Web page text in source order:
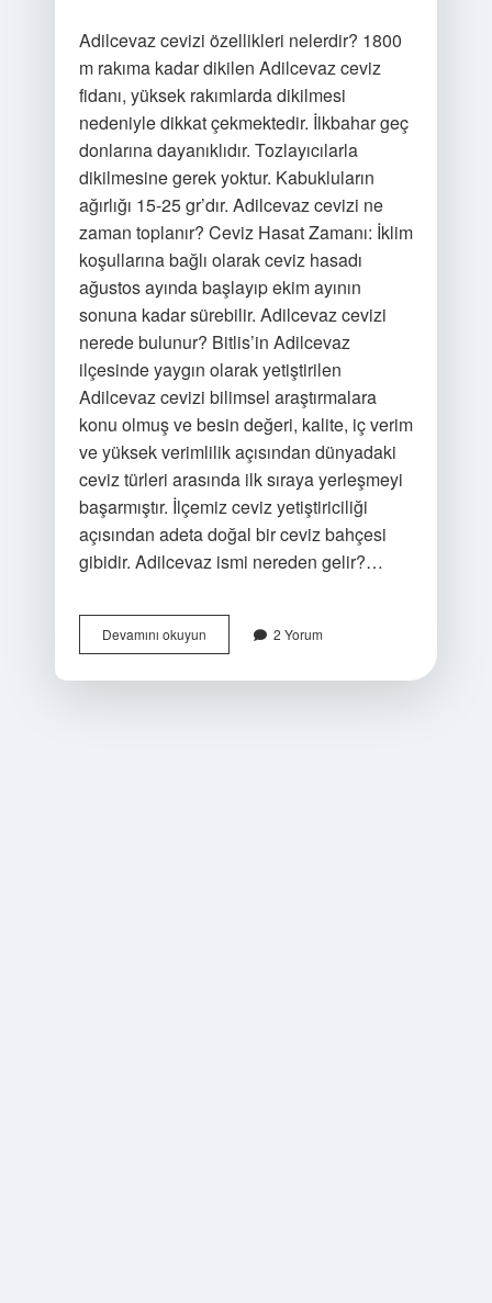
Adilcevaz cevizi özellikleri nelerdir? 1800
m rakıma kadar dikilen Adilcevaz ceviz
fidanı, yüksek rakımlarda dikilmesi
nedeniyle dikkat çekmektedir. İlkbahar geç
donlarına dayanıklıdır. Tozlayıcılarla
dikilmesine gerek yoktur. Kabukluların
ağırlığı 15-25 gr’dır. Adilcevaz cevizi ne
zaman toplanır? Ceviz Hasat Zamanı: İklim
koşullarına bağlı olarak ceviz hasadı
ağustos ayında başlayıp ekim ayının
sonuna kadar sürebilir. Adilcevaz cevizi
nerede bulunur? Bitlis’in Adilcevaz
ilçesinde yaygın olarak yetiştirilen
Adilcevaz cevizi bilimsel araştırmalara
konu olmuş ve besin değeri, kalite, iç verim
ve yüksek verimlilik açısından dünyadaki
ceviz türleri arasında ilk sıraya yerleşmeyi
başarmıştır. İlçemiz ceviz yetiştiriciliği
açısından adeta doğal bir ceviz bahçesi
gibidir. Adilcevaz ismi nereden gelir?…
Devamını okuyunAdilcevaz
Cevizi
2 Yorum